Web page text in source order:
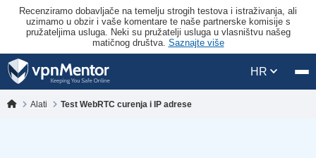
Recenziramo dobavljače na temelju strogih testova i istraživanja, ali
uzimamo u obzir i vaše komentare te naše partnerske komisije s
pružateljima usluga. Neki su pružatelji usluga u vlasništvu našeg
matičnog društva. Saznajte više
HR
Alati Test WebRTC curenja i IP adrese